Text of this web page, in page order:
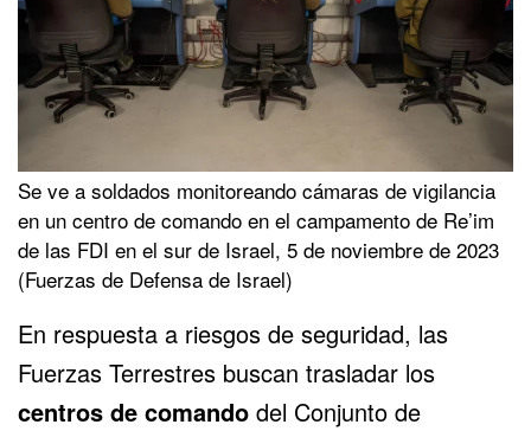
Se ve a soldados monitoreando cámaras de vigilancia
en un centro de comando en el campamento de Re’im
de las FDI en el sur de Israel, 5 de noviembre de 2023
(Fuerzas de Defensa de Israel)
En respuesta a riesgos de seguridad, las
Fuerzas Terrestres buscan trasladar los
centros de comando del Conjunto de